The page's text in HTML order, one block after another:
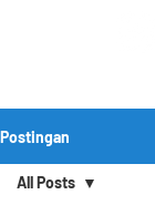
Postingan
All Posts